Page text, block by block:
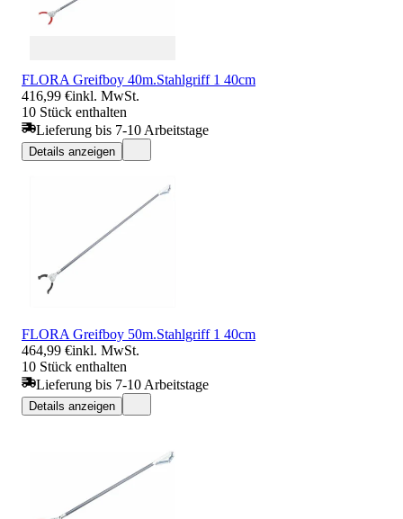
FLORA Greifboy 40m.Stahlgriff 1 40cm
416,99 €inkl. MwSt.
10 Stück enthalten
Lieferung bis 7-10 Arbeitstage
Details anzeigen
FLORA Greifboy 50m.Stahlgriff 1 40cm
464,99 €inkl. MwSt.
10 Stück enthalten
Lieferung bis 7-10 Arbeitstage
Details anzeigen